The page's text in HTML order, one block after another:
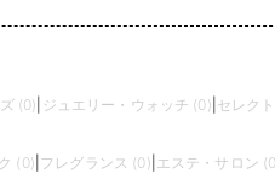
(0) ジュエリー・ウォッチ (0) セレク
(0) フレグランス (0) エステ・サロン